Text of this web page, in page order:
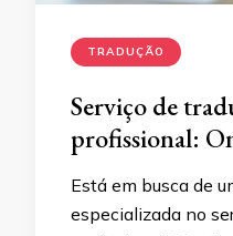
TRADUÇÃO
Serviço de
profissional:
Está em busca de
especializada no